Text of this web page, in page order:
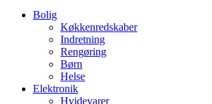
Bolig
Køkkenredskaber
Indretning
Rengøring
Børn
Helse
Elektronik
Hvidevarer